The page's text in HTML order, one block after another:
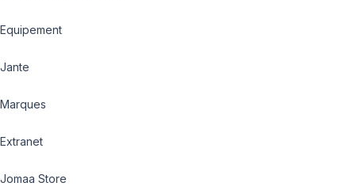
Equipement
Jante
Marques
Extranet
Jomaa Store